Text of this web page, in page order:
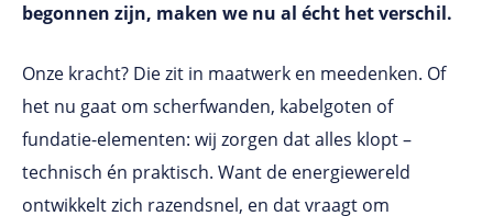
begonnen zijn, maken we nu al écht het verschil.
Onze kracht? Die zit in maatwerk en meedenken. Of
het nu gaat om scherfwanden, kabelgoten of
fundatie-elementen: wij zorgen dat alles klopt –
technisch én praktisch. Want de energiewereld
ontwikkelt zich razendsnel, en dat vraagt om